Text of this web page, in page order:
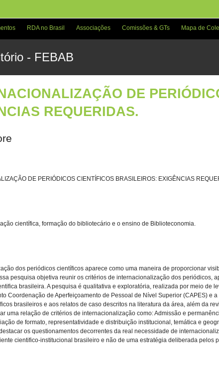
RDA no Brasil Associações Comissões & GTs Mapa de
DE
REQUERIDAS.
DE PERIÓDICOS CIENTÍFICOS BRASILEIROS: EXIGÊNCIAS
científica, formação do bibliotecário e o ensino de Biblioteconomia.
dos periódicos científicos aparece como uma maneira de proporcionar
pesquisa objetiva reunir os critérios de internacionalização dos
brasileira. A pesquisa é qualitativa e exploratória, realizada por meio
Coordenação de Aperfeiçoamento de Pessoal de Nível Superior (CAPES)
brasileiros e aos relatos de caso descritos na literatura da área, além da
uma relação de critérios de internacionalização como: Admissão e
de formato, representatividade e distribuição institucional, temática e
os questionamentos decorrentes da real necessidade de
cientifico-institucional brasileiro e não de uma estratégia deliberada pelos